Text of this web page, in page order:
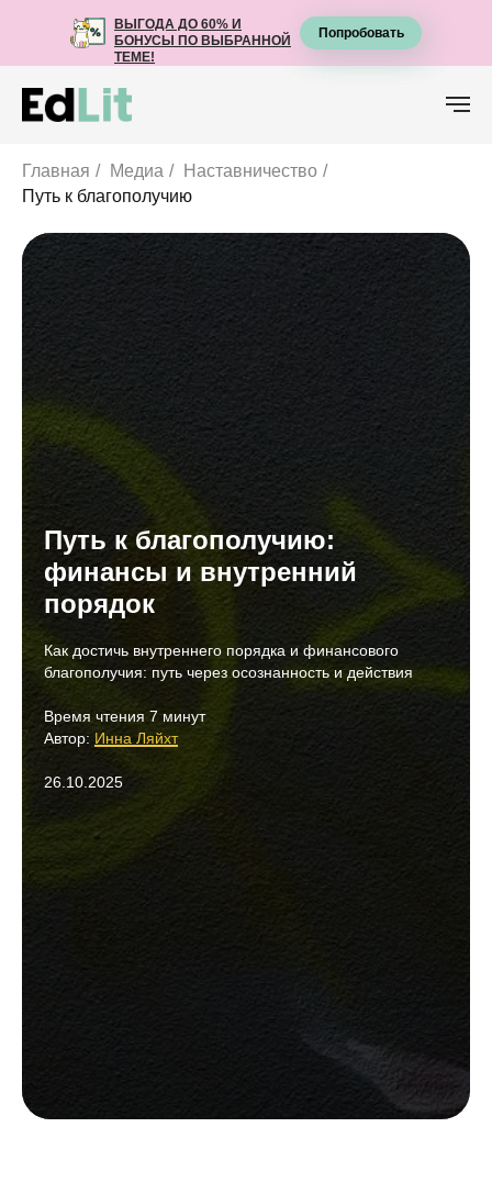
ВЫГОДА ДО 60% И
БОНУСЫ ПО ВЫБРАННОЙ
ТЕМЕ!
Попробовать
ВЫГОДА ДО 60% И
БОНУСЫ ПО ВЫБРАННОЙ
ТЕМЕ!
Попробовать
Главная / Медиа / Наставничество /
Путь к благополучию
Путь к благополучию:
финансы и внутренний
порядок
Как достичь внутреннего порядка и финансового
благополучия: путь через осознанность и действия
Время чтения 7 минут
Автор: Инна Ляйхт
26.10.2025